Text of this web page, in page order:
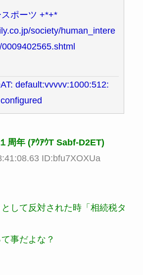
ポーツ +*+*
society/human_intere
0009402565.shtml
default:vvvvv:1000:512:
周年 (ｱｳｱｳT Sabf-D2ET)
ID:bfu7XOXUa
して反対された時「相続税タ
事だよな？